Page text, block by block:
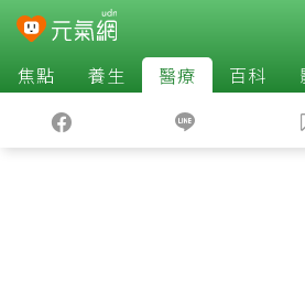
焦點 養生 醫療 百科